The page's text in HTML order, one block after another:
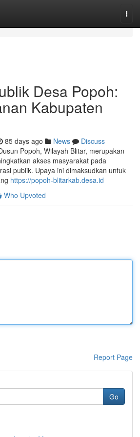
Desa Popoh:
Kabupaten
85 days ago News
Discuss
Popoh, Wilayah Blitar, merupakan
akses masyarakat pada
publik. Upaya ini dimaksudkan untuk
https://popoh-blitarkab.desa.id
Who Upvoted
Report Page
Go